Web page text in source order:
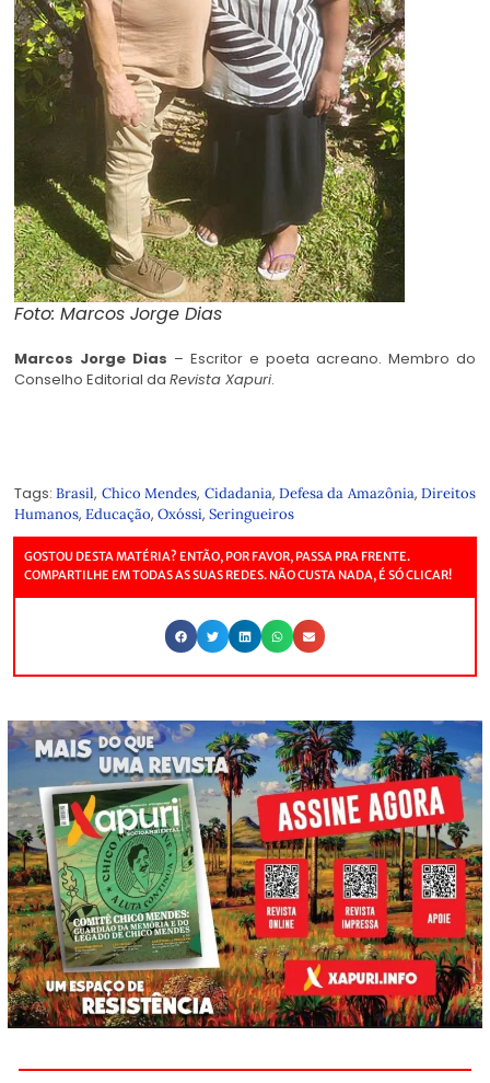
Foto: Marcos Jorge Dias
Marcos Jorge Dias – Escritor e poeta acreano. Membro do
Conselho Editorial da Revista Xapuri.
Tags:Brasil, Chico Mendes, Cidadania, Defesa da Amazônia, Direitos
Humanos, Educação, Oxóssi, Seringueiros
GOSTOU DESTA MATÉRIA? ENTÃO, POR FAVOR, PASSA PRA FRENTE.
COMPARTILHE EM TODAS AS SUAS REDES. NÃO CUSTA NADA, É SÓ CLICAR!